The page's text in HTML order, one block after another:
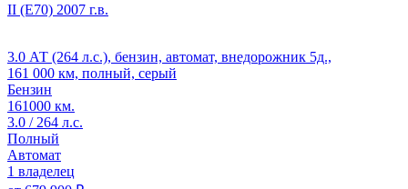
II (E70) 2007 г.в.
3.0 АТ (264 л.с.), бензин, автомат, внедорожник 5д.,
161 000 км, полный, серый
Бензин
161000 км.
3.0 / 264 л.с.
Полный
Автомат
1 владелец